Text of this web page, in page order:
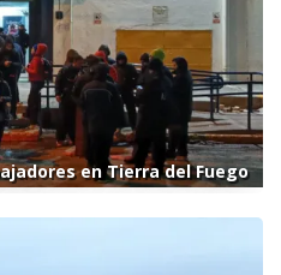
en Tierra del Fuego